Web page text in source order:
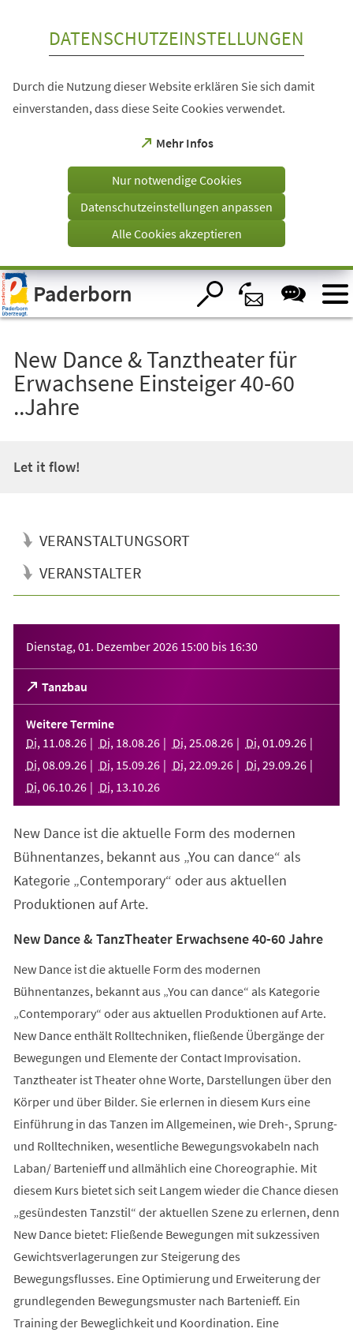
Visuelle
Assistenzsoftware
öffnen.
DATENSCHUTZEINSTELLUNGEN
Durch die Nutzung dieser Website erklären Sie sich damit
einverstanden, dass diese Seite Cookies verwendet.
Mehr Infos
(Öffnet
einem
Tab)
Nur notwendige Cookies
Datenschutzeinstellungen anpassen
Alle Cookies akzeptieren
Paderborn
New Dance & Tanztheater für
Erwachsene Einsteiger 40-60
..Jahre
Let it flow!
VERANSTALTUNGSORT
VERANSTALTER
Dienstag, 01. Dezember 2026 15:00 bis 16:30
Tanzbau
(Öffnet
in
einem
neuen
Tab)
Weitere Termine
Di, 11 .08.26 Di, 18.08.26 Di, 25.08.26 Di, 01 .09.26
Di, 08.09.26 Di, 15.09.26 Di, 22.09.26 Di, 29.09.26
Di, 06.10.26 Di, 13.10.26
New Dance ist die aktuelle Form des modernen
Bühnentanzes, bekannt aus „You can dance“ als
Kategorie „Contemporary“ oder aus aktuellen
Produktionen auf Arte.
New Dance & TanzTheater Erwachsene 40-60 Jahre
New Dance ist die aktuelle Form des modernen
Bühnentanzes, bekannt aus „You can dance“ als Kategorie
„Contemporary“ oder aus aktuellen Produktionen auf Arte.
New Dance enthält Rolltechniken, fließende Übergänge der
Bewegungen und Elemente der Contact Improvisation.
Tanztheater ist Theater ohne Worte, Darstellungen über den
Körper und über Bilder. Sie erlernen in diesem Kurs eine
Einführung in das Tanzen im Allgemeinen, wie Dreh-, Sprung-
und Rolltechniken, wesentliche Bewegungsvokabeln nach
Laban/ Bartenieff und allmählich eine Choreographie. Mit
diesem Kurs bietet sich seit Langem wieder die Chance diesen
„gesündesten Tanzstil“ der aktuellen Szene zu erlernen, denn
New Dance bietet: Fließende Bewegungen mit sukzessiven
Gewichtsverlagerungen zur Steigerung des
Bewegungsflusses. Eine Optimierung und Erweiterung der
grundlegenden Bewegungsmuster nach Bartenieff. Ein
Training der Beweglichkeit und Koordination. Eine